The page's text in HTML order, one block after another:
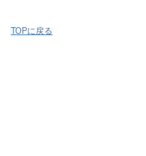
TOPに戻る